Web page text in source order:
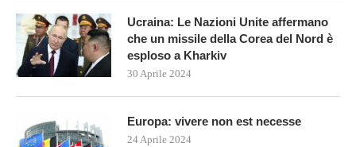
Ucraina: Le Nazioni Unite affermano
che un missile della Corea del Nord è
esploso a Kharkiv
30 Aprile 2024
Europa: vivere non est necesse
24 Aprile 2024